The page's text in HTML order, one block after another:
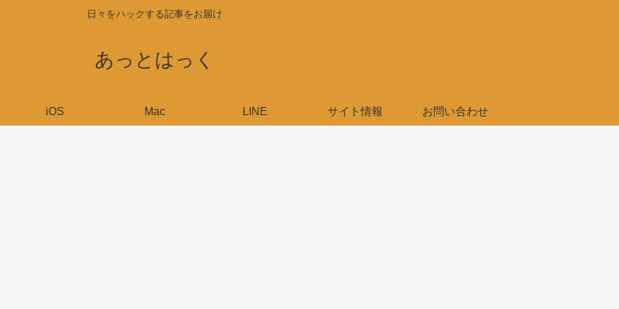
日々をハックする記事をお届け
あっとはっく
iOS Mac LINE サイト情報 お問い合わせ